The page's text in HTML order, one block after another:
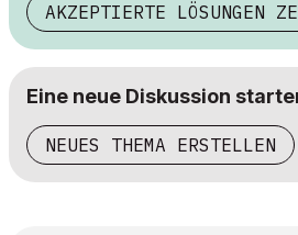
AKZEPTIERTE LÖSUNGEN
Eine neue Diskussion
NEUES THEMA ERSTELLEN